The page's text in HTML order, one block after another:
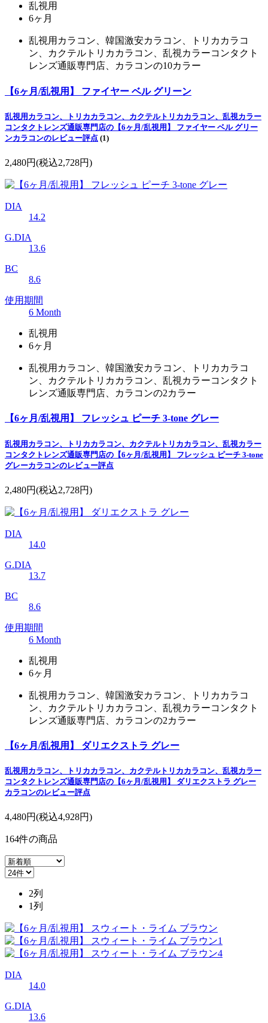
乱視用
6ヶ月
乱視用カラコン、韓国激安カラコン、トリカカラコ
ン、カクテルトリカカラコン、乱視カラーコンタクト
レンズ通販専門店、カラコンの10カラー
【6ヶ月/乱視用】 ファイヤー ベル グリーン
乱視用カラコン、トリカカラコン、カクテルトリカカラコン、乱視カラー
コンタクトレンズ通販専門店の【6ヶ月/乱視用】 ファイヤー ベル グリー
ンカラコンのレビュー評点 (1)
2,480円(税込2,728円)
DIA
14.2
G.DIA
13.6
BC
8.6
使用期間
6 Month
乱視用
6ヶ月
乱視用カラコン、韓国激安カラコン、トリカカラコ
ン、カクテルトリカカラコン、乱視カラーコンタクト
レンズ通販専門店、カラコンの2カラー
【6ヶ月/乱視用】 フレッシュ ピーチ 3-tone グレー
乱視用カラコン、トリカカラコン、カクテルトリカカラコン、乱視カラー
コンタクトレンズ通販専門店の【6ヶ月/乱視用】 フレッシュ ピーチ 3-tone
グレーカラコンのレビュー評点
2,480円(税込2,728円)
DIA
14.0
G.DIA
13.7
BC
8.6
使用期間
6 Month
乱視用
6ヶ月
乱視用カラコン、韓国激安カラコン、トリカカラコ
ン、カクテルトリカカラコン、乱視カラーコンタクト
レンズ通販専門店、カラコンの2カラー
【6ヶ月/乱視用】 ダリエクストラ グレー
乱視用カラコン、トリカカラコン、カクテルトリカカラコン、乱視カラー
コンタクトレンズ通販専門店の【6ヶ月/乱視用】 ダリエクストラ グレー
カラコンのレビュー評点
4,480円(税込4,928円)
164件の商品
2列
1列
DIA
14.0
G.DIA
13.6